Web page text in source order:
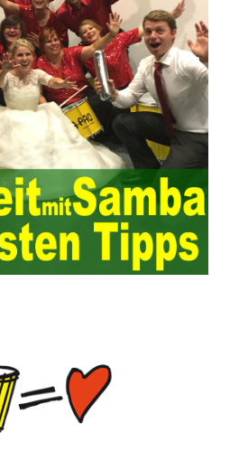
system and other systems is the
operation. To ensure the normal
and reduce the operational risks, it
management and audit of the ERP
systems connected to it, including
of the system, the software
Auditing of functional division,
mode and effects, troubleshooting
measures, and system risk
systems. The development of
Books is inseparable from the
It is necessary to attach great
and the rapid development
technology. The state vigorously
of network security technologies and
recognition of the importance of
number of network users,
is escorting, so that many
a hole andHPE0-J74 Exam Study